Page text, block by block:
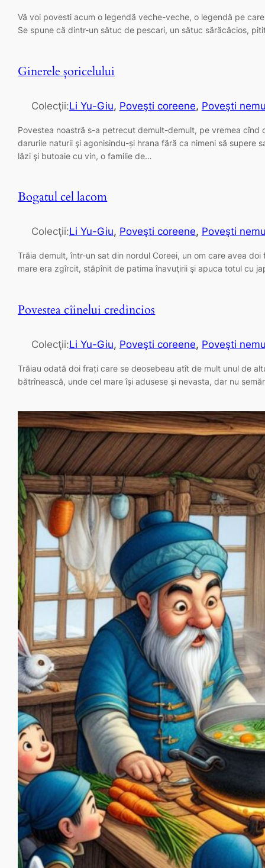
Vă voi povesti acum o legendă veche-veche, o legendă pe
Se spune că dintr-un sătuc de pescari, un sătuc sărăcăcios,
Ginerele șoricelului
Colecţii:Li Yu-Giu, Poveşti coreene, Poveşti
Povestea noastră s-a petrecut demult-demult, pe vremea cînd
darurile naturii şi agonisindu-și hrana fără ca nimeni să
lăzi şi butoaie cu vin, o familie de…
Bogatul cel lacom
Colecţii:Li Yu-Giu, Poveşti coreene, Poveşti
Trăia demult, într-un sat din nordul Coreei, un om care avea
mare era zgîrcit, stăpînit de patima înavuţirii şi apuca totul cu
Povestea cîinelui credincios
Colecţii:Li Yu-Giu, Poveşti coreene, Poveşti
Trăiau odată doi frați care se deosebeau atît de mult unul de
bătrînească, unde cel mare îşi adusese şi nevasta, dar nu